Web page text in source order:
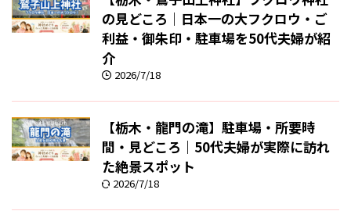
の見どころ｜日本一の大フクロウ・ご
利益・御朱印・駐車場を50代夫婦が紹
介
2026/7/18
【栃木・龍門の滝】駐車場・所要時
間・見どころ｜50代夫婦が実際に訪れ
た絶景スポット
2026/7/18